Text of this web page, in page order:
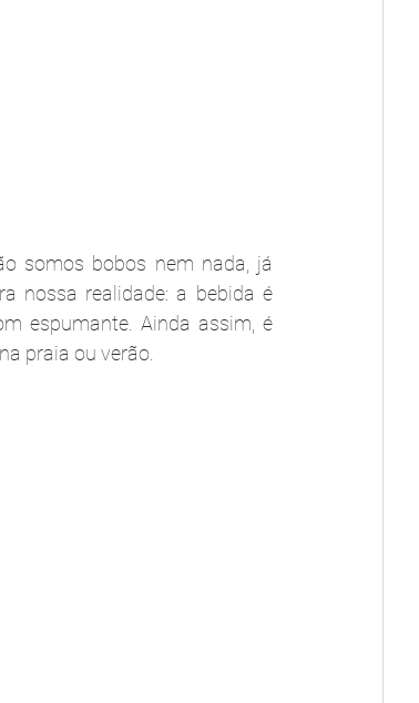
somos bobos nem nada, já
nossa realidade: a bebida é
espumante. Ainda assim, é
praia ou verão.